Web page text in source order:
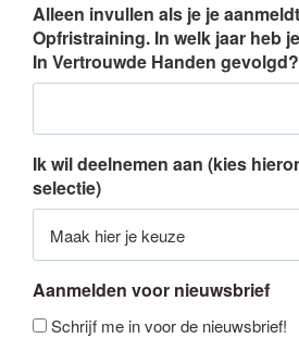
Alleen invullen als je je
Opfristraining. In welk jaar heb
In Vertrouwde Handen gevolgd?
Ik wil deelnemen aan (kies
selectie)
Aanmelden voor nieuwsbrief
Schrijf me in voor de nieuwsbrief!